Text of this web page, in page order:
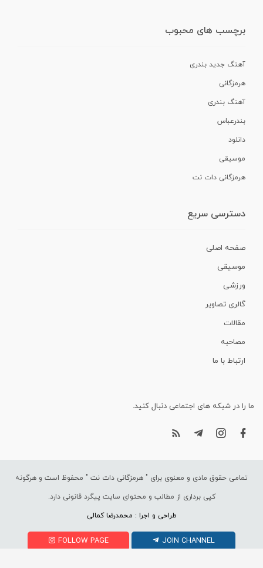
برچسب های محبوب
آهنگ جدید بندری
هرمزگانی
آهنگ بندری
بندرعباس
دانلود
موسیقی
هرمزگانی دات نت
دسترسی سریع
صفحه اصلی
موسیقی
ورزشی
گالری تصاویر
مقالات
مصاحبه
ارتباط با ما
ما را در شبکه های اجتماعی دنبال کنید.
تمامی حقوق مادی و معنوی برای " هرمزگانی دات نت " محفوظ است و هرگونه
کپی برداری از مطالب و محتوای سایت پیگرد قانونی دارد.
طراحی و اجرا : محمدرضا کمالی
FOLLOW PAGE JOIN CHANNEL